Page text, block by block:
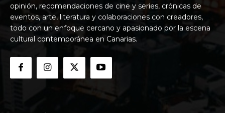
opinión, recomendaciones de cine y series, crónicas de
eventos, arte, literatura y colaboraciones con creadores,
todo con un enfoque cercano y apasionado por la escena
cultural contemporánea en Canarias.